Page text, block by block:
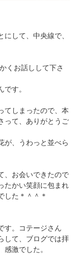
して、中央線で、
くお話しして下さ
す。
てしまったので、本
って、ありがとうご
が、うわっと並べら
、お会いできたので
たかい笑顔に包まれ
した＊＾＾＊
す。コテージさん
して、ブログでは拝
激でした。